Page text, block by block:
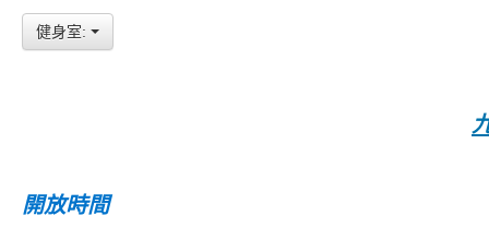
健身室:
開放時間